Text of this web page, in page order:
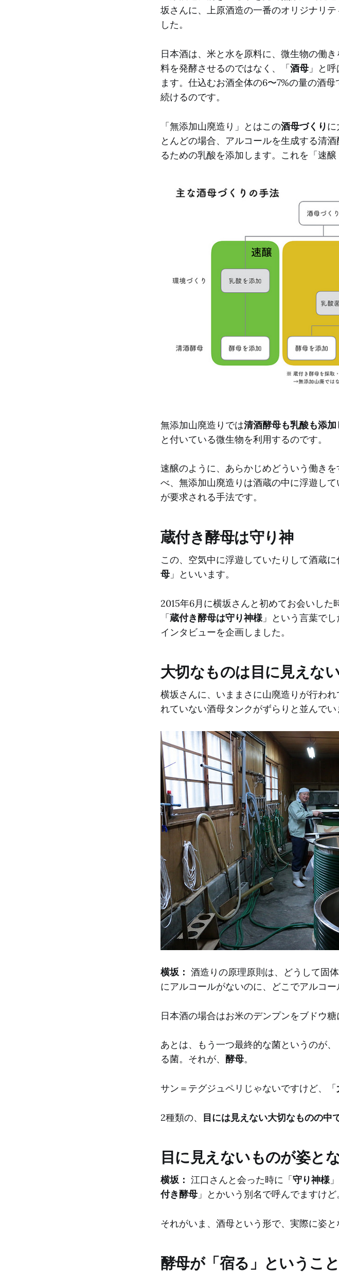
坂さんに、上原酒造の一番のオリジナリテ
した。
日本酒は、米と水を原料に、微生物の働
料を発酵させるのではなく、「酒母 」と
ます。仕込むお酒全体の6〜7%の量の酒
続けるのです。
「無添加山廃造り」とはこの酒母づくりに
とんどの場合、アルコールを生成する清
るための乳酸を添加します。これを「速醸
無添加山廃造りでは清酒酵母も乳酸も添
と付いている微生物を利用するのです。
速醸のように、あらかじめどういう働き
べ、無添加山廃造りは酒蔵の中に浮遊し
が要求される手法です。
蔵付き酵母は守り神
この、空気中に浮遊していたりして酒蔵
母 」といいます。
2015年6月に横坂さんと初めてお会いし
「蔵付き酵母は守り神様」という言葉で
インタビューを企画しました。
大切なものは目に見えな
横坂さんに、いままさに山廃造りが行わ
れていない酒母タンクがずらりと並んでい
横坂： 酒造りの原理原則は、どうして固
にアルコールがないのに、どこでアルコー
日本酒の場合はお米のデンプンをブドウ糖
あとは、もう一つ最終的な菌というのが
る菌。それが、 酵母。
サン＝テグジュペリじゃないですけど、「
2種類の、 目には見えない大切なものの中
目に見えないものが姿と
横坂： 江口さんと会った時に「守り神様
付き酵母 」とかいう別名で呼んでますけど
それがいま、酒母という形で、実際に姿
酵母が「宿る」ということ